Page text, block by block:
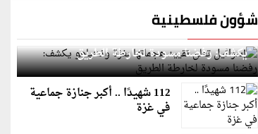
شؤون فلسطينية
إسرائيل تعلن تقييد هجماتها بغزة ونتنياهو
يكشف: رفضنا مسودة لخارطة الطريق
112 شهيدًا .. أكبر جنازة جماعية
في غزة